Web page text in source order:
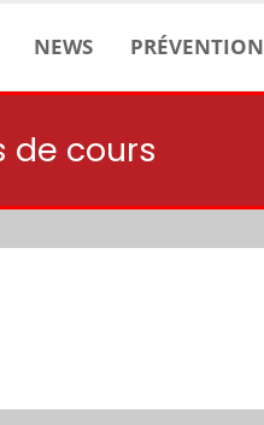
NEWS PRÉVENTION
de cours